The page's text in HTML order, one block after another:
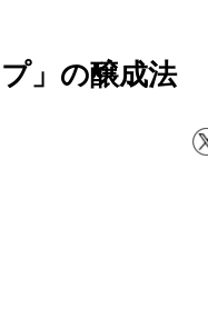
」の醸成法